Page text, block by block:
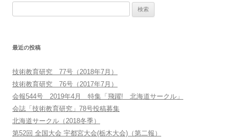
シ
ョ
ン
最近の投稿
技術教育研究 77号（2018年7月）
技術教育研究 76号（2017年7月）
会報544号 2019年4月 特集「飛躍! 北海道サークル」
会誌「技術教育研究」78号投稿募集
北海道サークル（2018冬季）
第52回 全国大会 宇都宮大会(栃木大会)（第二報）